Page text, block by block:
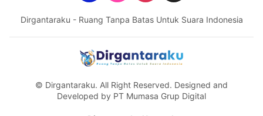
Dirgantaraku - Ruang Tanpa Batas Untuk Suara Indonesia
© Dirgantaraku. All Right Reserved. Designed and
Developed by PT Mumasa Grup Digital